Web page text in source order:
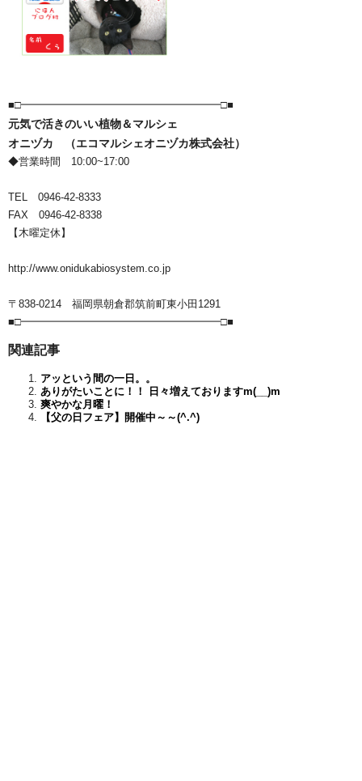
■□━━━━━━━━━━━━━━━━━━━□■
元気で活きのいい植物＆マルシェ
オニヅカ （エコマルシェオニヅカ株式会社）
◆営業時間 10:00~17:00
TEL 0946-42-8333
FAX 0946-42-8338
【木曜定休】
http://www.onidukabiosystem.co.jp
〒838-0214 福岡県朝倉郡筑前町東小田1291
■□━━━━━━━━━━━━━━━━━━━□■
関連記事
アッという間の一日。。
ありがたいことに！！ 日々増えておりますm(__)m
爽やかな月曜！
【父の日フェア】開催中～～(^.^)